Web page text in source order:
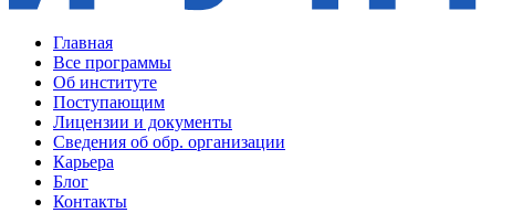
Главная
Все программы
Об институте
Поступающим
Лицензии и документы
Сведения об обр. организации
Карьера
Блог
Контакты